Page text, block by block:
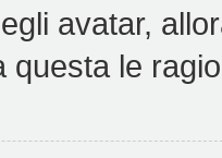
avatar,
questa le